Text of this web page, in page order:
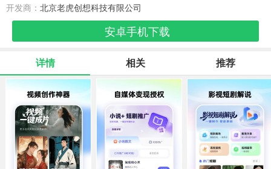
86款应用
游戏辅助
478款应用
216款应用
社交聊天
186款应用
电子图书
441款应用
移动办公
184款应用
新闻阅读
44款应用
金融理财
54款应用
媒体影音
604款应用
开发商： 北京老虎创想科技有限公司
安卓手机下载
详情 相关 推荐